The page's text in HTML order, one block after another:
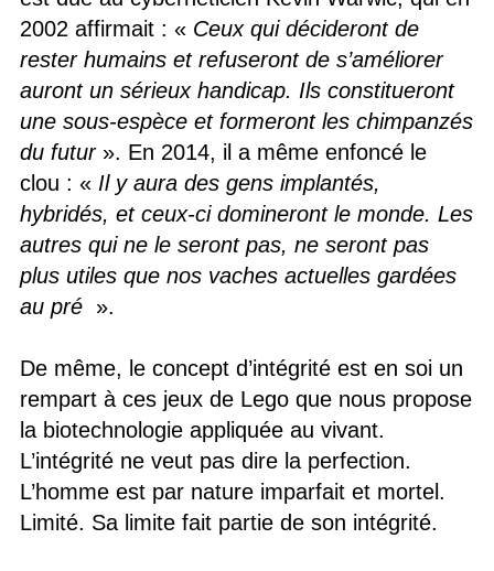
2002 affirmait : « Ceux qui décideront de
rester humains et refuseront de s’améliorer
auront un sérieux handicap. Ils constitueront
une sous-espèce et formeront les chimpanzés
du futur». En 2014, il a même enfoncé le
clou : « Il y aura des gens implantés,
hybridés, et ceux-ci domineront le monde. Les
autres qui ne le seront pas, ne seront pas
plus utiles que nos vaches actuelles gardées
au pré ».
De même, le concept d’intégrité est en soi un
rempart à ces jeux de Lego que nous propose
la biotechnologie appliquée au vivant.
L’intégrité ne veut pas dire la perfection.
L’homme est par nature imparfait et mortel.
Limité. Sa limite fait partie de son intégrité.